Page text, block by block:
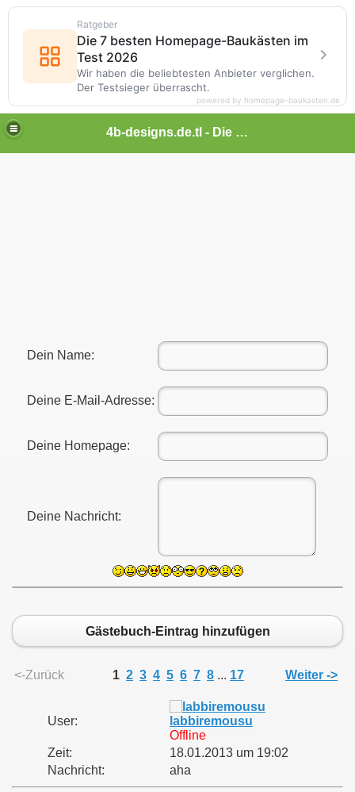
4b-designs.de.tl - Die neue Generation - Designs - Themes uvm...
Dein Name:
Deine E-Mail-Adresse:
Deine Homepage:
Deine Nachricht:
Gästebuch-Eintrag hinzufügen
<-Zurück 1 2 3 4 5 6 7 8 ... 17 Weiter ->
User:
labbiremousu
Offline
Zeit:
18.01.2013 um 19:02
Nachricht:
aha
Ratgeber
Die 7 besten Homepage-Baukästen im
Test 2026
Wir haben die beliebtesten Anbieter verglichen.
Der Testsieger überrascht.
powered by homepage-baukasten.de